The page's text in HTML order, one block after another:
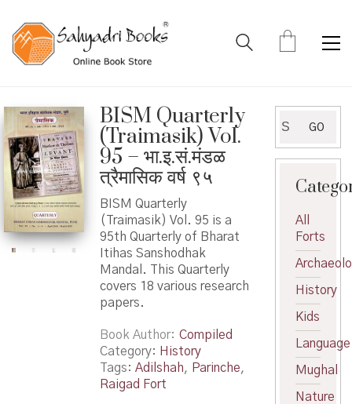
BISM Quarterly
(Traimasik) Vol.
95 – भा.इ.सं.मंडळ
त्रैमासिक वर्ष ९५
BISM Quarterly
(Traimasik) Vol. 95 is a
95th Quarterly of Bharat
Itihas Sanshodhak
Mandal. This Quarterly
covers 18 various research
papers.
Book Author
Compiled
Category: History
Tags: Adilshah, Parinche,
Raigad Fort
for:
GO
All
Forts
History
Kids
Language
Mughal
Nature